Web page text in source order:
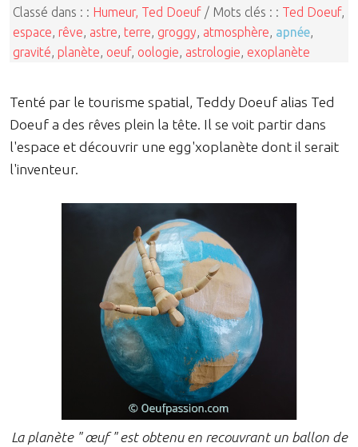
Classé dans : : Humeur, Ted Doeuf / Mots clés : : Ted Doeuf,
espace rêve astre terre groggy atmosphère apnée
gravité planète oeuf, oologie astrologie exoplanète
Tenté par le tourisme spatial, Teddy Doeuf alias Ted
Doeuf a des rêves plein la tête. Il se voit partir dans
l'espace et découvrir une egg'xoplanète dont il serait
l'inventeur.
La planète " œuf " est obtenu en recouvrant un ballon de